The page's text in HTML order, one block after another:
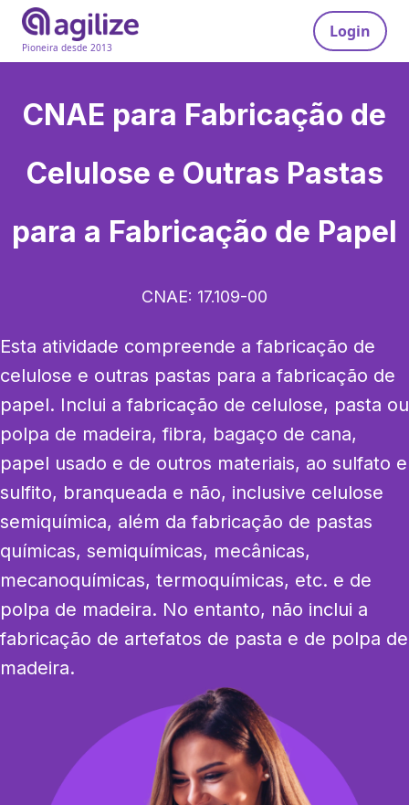
Pioneira desde 2013
Login
CNAE para Fabricação de
Celulose e Outras Pastas
para a Fabricação de Papel
CNAE: 17.109-00
Esta atividade compreende a fabricação de
celulose e outras pastas para a fabricação de
papel. Inclui a fabricação de celulose, pasta ou
polpa de madeira, fibra, bagaço de cana,
papel usado e de outros materiais, ao sulfato e
sulfito, branqueada e não, inclusive celulose
semiquímica, além da fabricação de pastas
químicas, semiquímicas, mecânicas,
mecanoquímicas, termoquímicas, etc. e de
polpa de madeira. No entanto, não inclui a
fabricação de artefatos de pasta e de polpa de
madeira.